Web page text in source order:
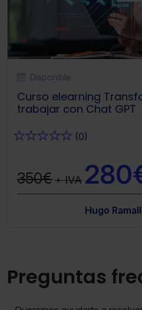
Disponible
Curso elearning
trabajar con Chat GPT
★★★★★ (0)
350€+ IVA
Hugo
Preguntas